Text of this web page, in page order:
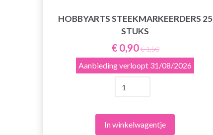
HOBBYARTS STEEKMARKEERDERS 25
STUKS
€ 0,90€ 1,50
Aanbieding verloopt 31/08/2026
In winkelwagentje